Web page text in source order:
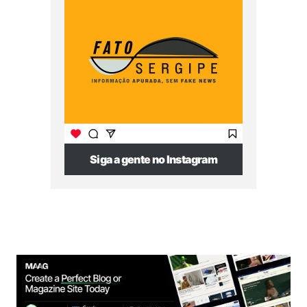
Siga a gente no Instagram